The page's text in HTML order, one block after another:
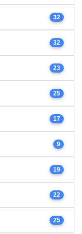
32
32
23
25
17
9
19
22
25